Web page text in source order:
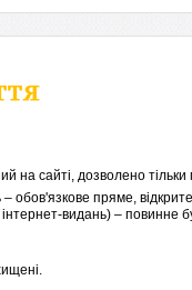
на сайті, дозволено
– обов'язкове пряме,
видань) – повинне